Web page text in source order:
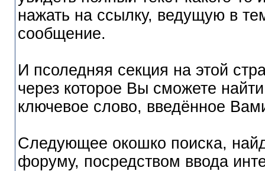
нажать на ссылку, ведущую в
сообщение.
И псоледняя секция на этой
через которое Вы сможете
ключевое слово, введённое
Следующее окошко поиска,
форуму, посредством ввода